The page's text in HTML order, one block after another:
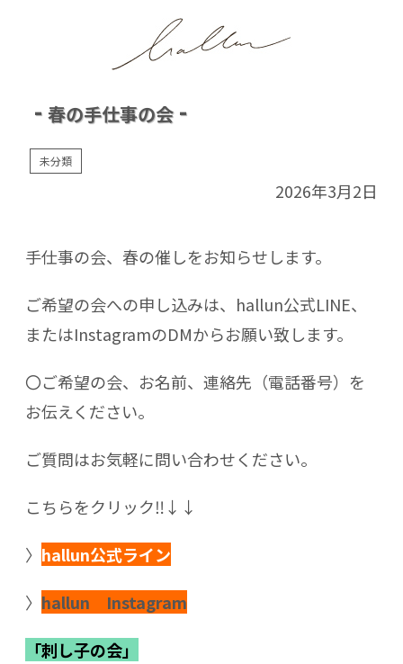
春の手仕事の会
未分類
2026年3月2日
手仕事の会、春の催しをお知らせします。
ご希望の会への申し込みは、hallun公式LINE、
またはInstagramのDMからお願い致します。
〇ご希望の会、お名前、連絡先（電話番号）を
お伝えください。
ご質問はお気軽に問い合わせください。
こちらをクリック‼↓↓
〉 hallun公式ライン
〉 hallun Instagram
「刺し子の会」